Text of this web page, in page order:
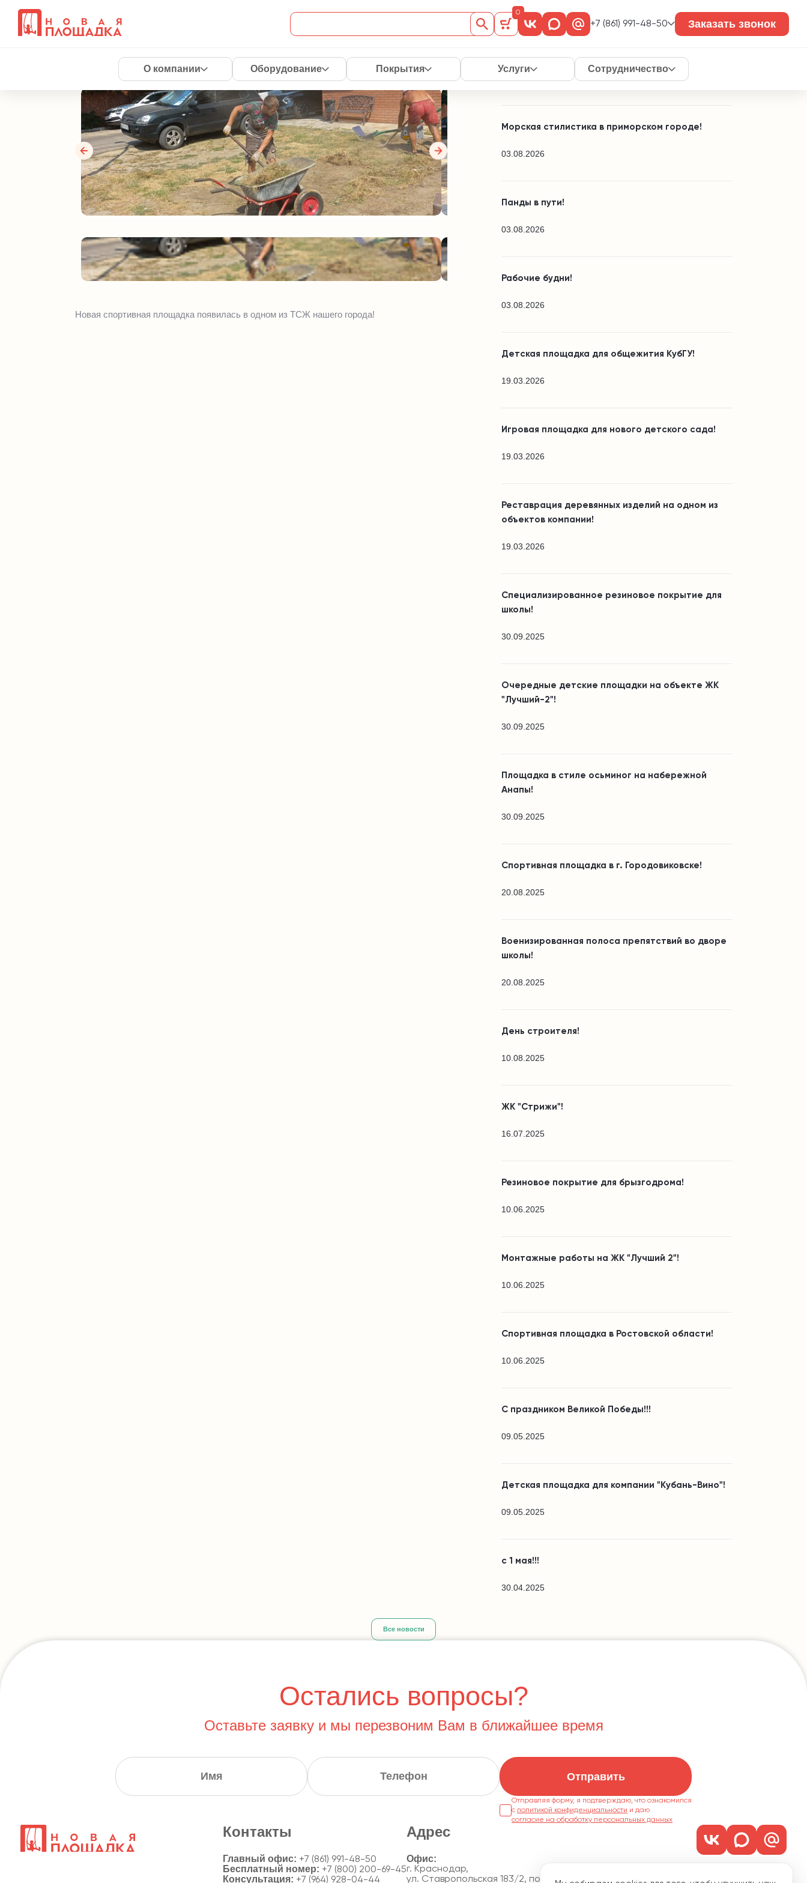
0
+7 (861) 991-48-50 Заказать звонок
О компании Оборудование Покрытия Услуги Сотрудничество
ТСЖ"Базовский" г. Краснодар
Новая спортивная площадка появилась в одном из ТСЖ нашего города!
Читайте так же
Морская стилистика в приморском городе!
03.08.2026
Панды в пути!
03.08.2026
Рабочие будни!
03.08.2026
Детская площадка для общежития КубГУ!
19.03.2026
Игровая площадка для нового детского сада!
19.03.2026
Реставрация деревянных изделий на одном из
объектов компании!
19.03.2026
Специализированное резиновое покрытие для
школы!
30.09.2025
Очередные детские площадки на объекте ЖК
"Лучший-2"!
30.09.2025
Площадка в стиле осьминог на набережной
Анапы!
30.09.2025
Спортивная площадка в г. Городовиковске!
20.08.2025
Военизированная полоса препятствий во дворе
школы!
20.08.2025
День строителя!
10.08.2025
ЖК "Стрижи"!
16.07.2025
Резиновое покрытие для брызгодрома!
10.06.2025
Монтажные работы на ЖК "Лучший 2"!
10.06.2025
Спортивная площадка в Ростовской области!
10.06.2025
С праздником Великой Победы!!!
09.05.2025
Детская площадка для компании "Кубань-Вино"!
09.05.2025
с 1 мая!!!
30.04.2025
Все новости
Остались вопросы?
Оставьте заявку и мы перезвоним Вам в ближайшее время
Отправить
Отправляя форму, я подтверждаю, что ознакомился
с политикой конфиденциальности
согласие на обработку персональных данных
Контакты
Главный офис: +7 (861) 991-48-50
Бесплатный номер: +7 (800) 200-69-45
Консультация: +7 (964) 928-04-44
Адрес
г. Краснодар,
ул. Ставропольская 183/2, пом. 1101